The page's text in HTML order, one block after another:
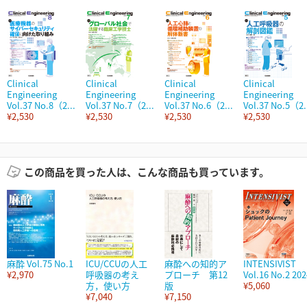
Clinical
Engineering
Vol.37 No.8（2...
¥2,530
Clinical
Engineering
Vol.37 No.7（2...
¥2,530
Clinical
Engineering
Vol.37 No.6（2...
¥2,530
Clinical
Engineering
Vol.37 No.5（
¥2,530
この商品を買った人は、こんな商品も買っています。
麻酔 Vol.75 No.1
¥2,970
ICU/CCUの人工
呼吸器の考え
方，使い方
¥7,040
麻酔への知的ア
プローチ 第12
版
¥7,150
INTENSIVIST
Vol.16 No.2
¥5,060